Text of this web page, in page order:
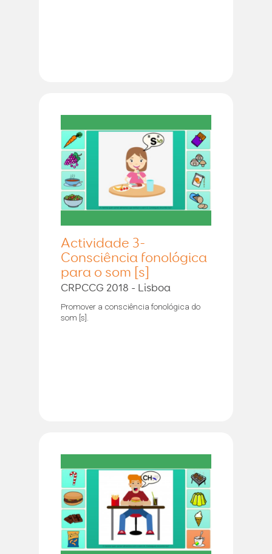
Actividade 3-
Consciência fonológica
para o som [s]
CRPCCG 2018 - Lisboa
Promover a consciência fonológica do
som [s].